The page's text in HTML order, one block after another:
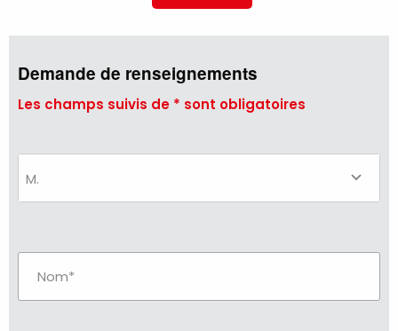
Demande de renseignements
Les champs suivis de * sont obligatoires
M.